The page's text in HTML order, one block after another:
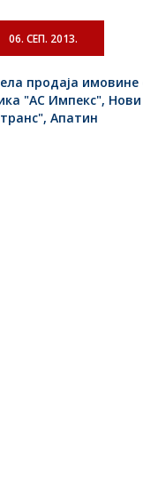
06. СЕП. 2013.
продаја имовине
"АС Импекс",
Апатин